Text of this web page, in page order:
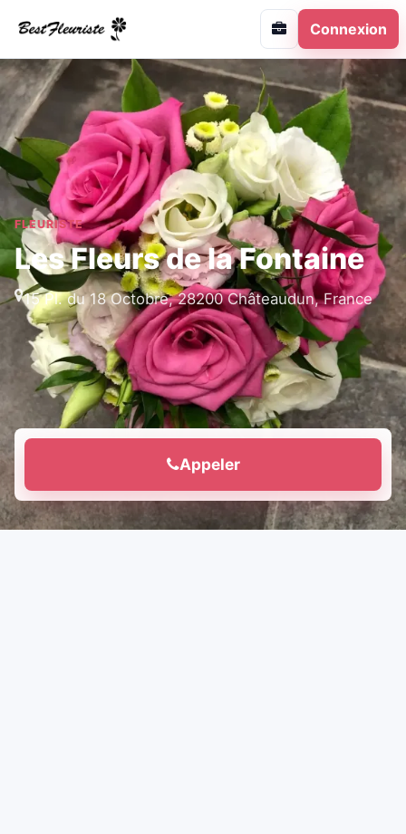
Connexion
FLEURISTE
Les Fleurs de la Fontaine
15 Pl. du 18 Octobre, 28200 Châteaudun, France
Appeler